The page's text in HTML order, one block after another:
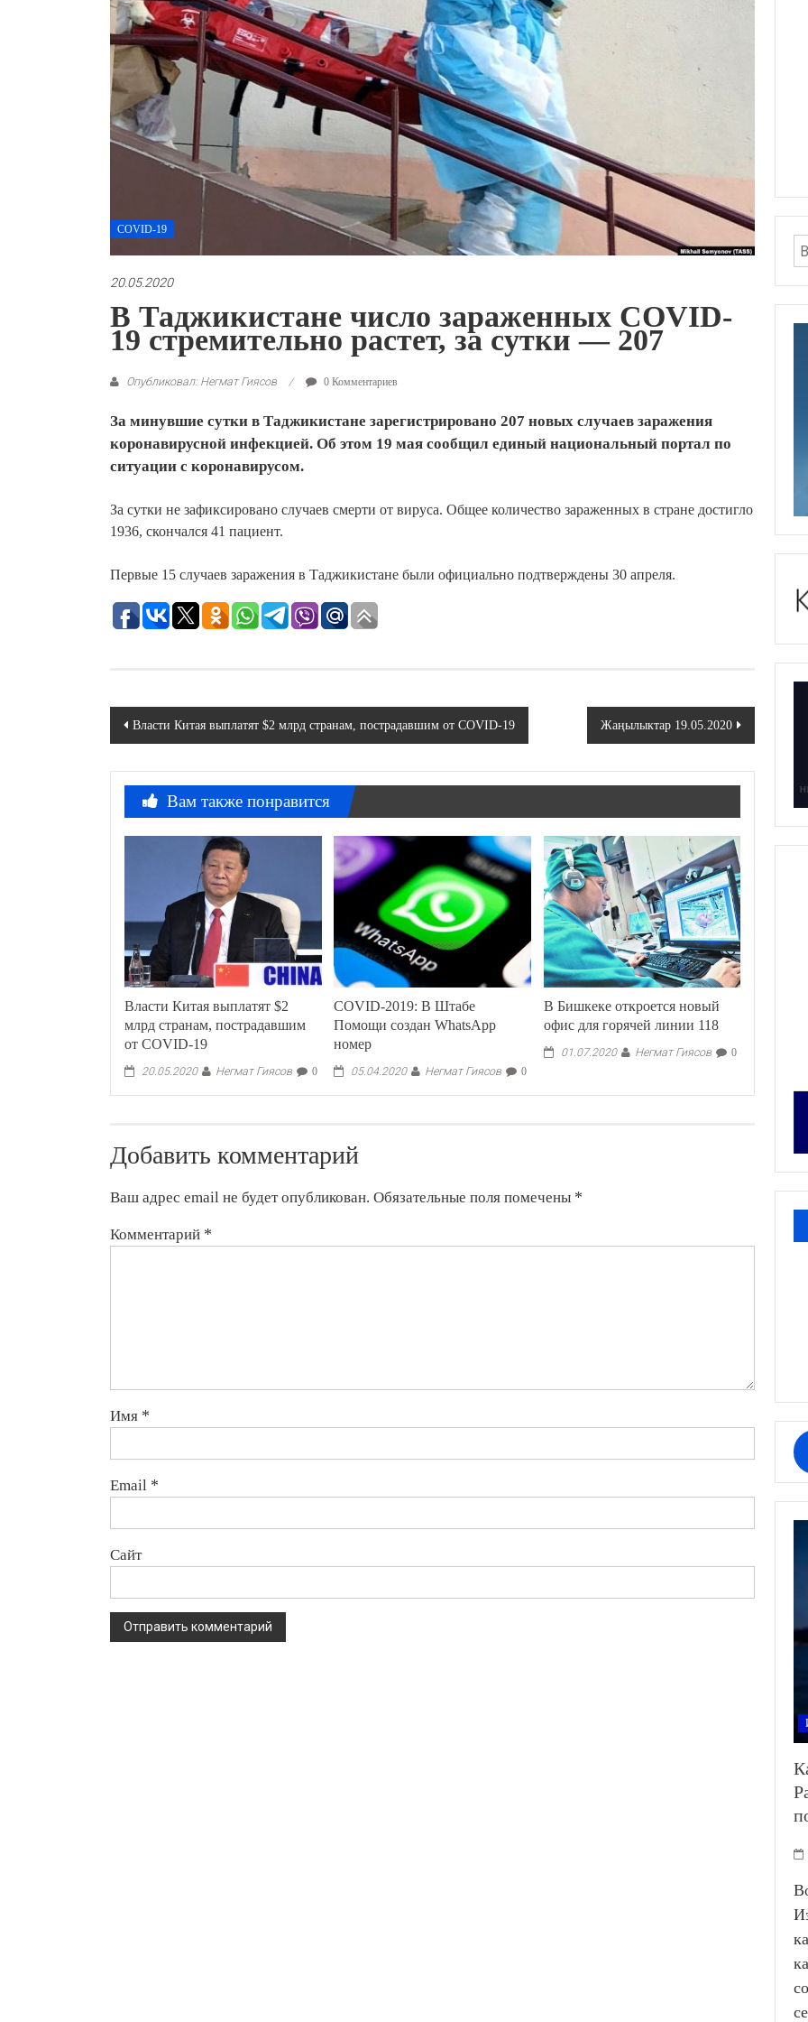
COVID-19
20.05.2020
В Таджикистане число зараженных COVID-
19 стремительно растет, за сутки — 207
Опубликовал: Негмат Гиясов 0 Комментариев
За минувшие сутки в Таджикистане зарегистрировано 207 новых случаев заражения
коронавирусной инфекцией. Об этом 19 мая сообщил единый национальный портал по
ситуации с коронавирусом.
За сутки не зафиксировано случаев смерти от вируса. Общее количество зараженных в стране достигло
1936, скончался 41 пациент.
Первые 15 случаев заражения в Таджикистане были официально подтверждены 30 апреля.
Навигация
записям
Власти Китая выплатят $2 млрд странам, пострадавшим от COVID-19 Жаңылыктар 19.05.2020
Вам также понравится
Власти Китая выплатят $2
млрд странам, пострадавшим
от COVID-19
20.05.2020 Негмат Гиясов 0
COVID-2019: В Штабе
Помощи создан WhatsApp
номер
05.04.2020 Негмат Гиясов 0
В Бишкеке откроется новый
офис для горячей линии 118
01.07.2020 Негмат Гиясов 0
Добавить комментарий
Ваш адрес email не будет опубликован. Обязательные поля помечены *
Комментарий *
Имя *
Email *
Сайт